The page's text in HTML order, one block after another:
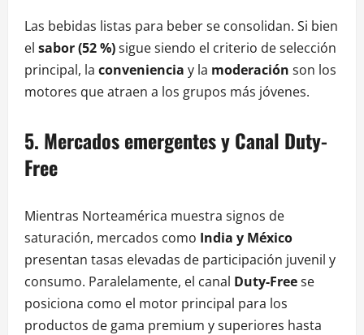
Las bebidas listas para beber se consolidan. Si bien
el sabor (52 %)sigue siendo el criterio de selección
principal, la conveniencia y la moderación son los
motores que atraen a los grupos más jóvenes.
5. Mercados emergentes y Canal Duty-
Free
Mientras Norteamérica muestra signos de
saturación, mercados como India y México
presentan tasas elevadas de participación juvenil y
consumo. Paralelamente, el canal Duty-Freese
posiciona como el motor principal para los
productos de gama premium y superiores hasta